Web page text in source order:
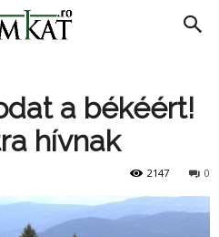
a békéért!
hívnak
0
2147